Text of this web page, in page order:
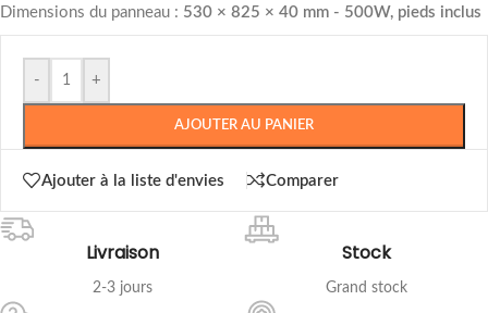
Dimensions du panneau : 530 × 825 × 40 mm - 500W, pieds inclus
- +
AJOUTER AU PANIER
Ajouter à la liste d'envies Comparer
Livraison
2-3 jours
Stock
Grand stock